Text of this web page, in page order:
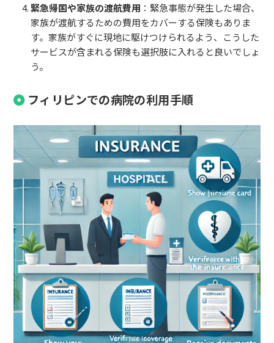
緊急帰国や家族の渡航費用 ：緊急事態が発生した場合、
家族が渡航するための費用をカバーする保険もありま
す。家族がすぐに現地に駆けつけられるよう、こうした
サービスが含まれる保険も選択肢に入れると良いでしょ
う。
フィリピンでの病院の利用手順